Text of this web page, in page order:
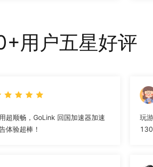
用户五星好评
GoLink 回国加速器加速
体验超棒！
玩